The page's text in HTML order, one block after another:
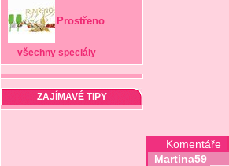
Prostřeno
všechny speciály
ZAJÍMAVÉ TIPY
Komentáře
Martina59